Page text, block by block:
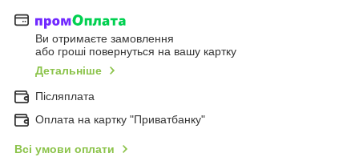
Ви отримаєте замовлення
або гроші повернуться на вашу картку
Детальніше
Післяплата
Оплата на картку "Приватбанку"
Всі умови оплати